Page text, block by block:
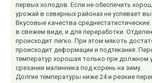
первых холодов. Если не обеспечить
урожай в северных районах не успевает
Вкусовые качества
в свежем виде, и для переработки.
происходит легко. При этом мякоть
происходит деформации и подтекания.
температур хорошая только при должном
срезании малинника под корень на зиму.
Долгие температуры ниже 24 и резкие